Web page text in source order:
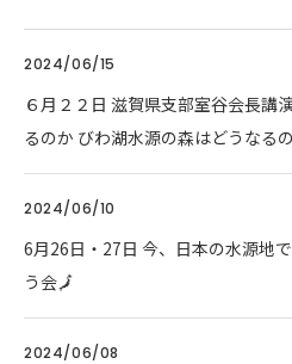
2024/06/15
６月２２日 滋賀県支部室谷会長講
るのか びわ湖水源の森はどうなる
2024/06/10
6月26日・27日 今、日本の水源地
う会🗾
2024/06/08